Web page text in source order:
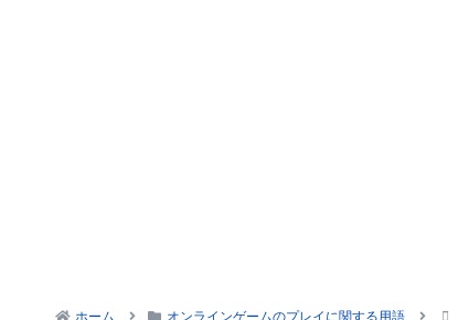
ホーム オンラインゲームのプレイに関する用語